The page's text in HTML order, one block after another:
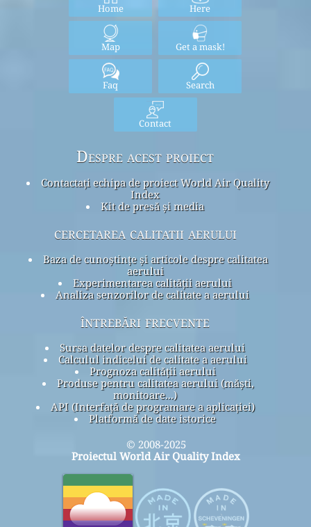
Home Here
Map Get a mask!
Faq Search
Contact
Despre acest proiect
Contactați echipa de proiect World Air Quality
Index
Kit de presă și media
cercetarea calitatii aerului
Baza de cunoștințe și articole despre calitatea
aerului
Experimentarea calității aerului
Analiza senzorilor de calitate a aerului
întrebări frecvente
Sursa datelor despre calitatea aerului
Calculul indicelui de calitate a aerului
Prognoza calității aerului
Produse pentru calitatea aerului (măști,
monitoare...)
API (Interfață de programare a aplicației)
Platformă de date istorice
© 2008-2025
Proiectul World Air Quality Index